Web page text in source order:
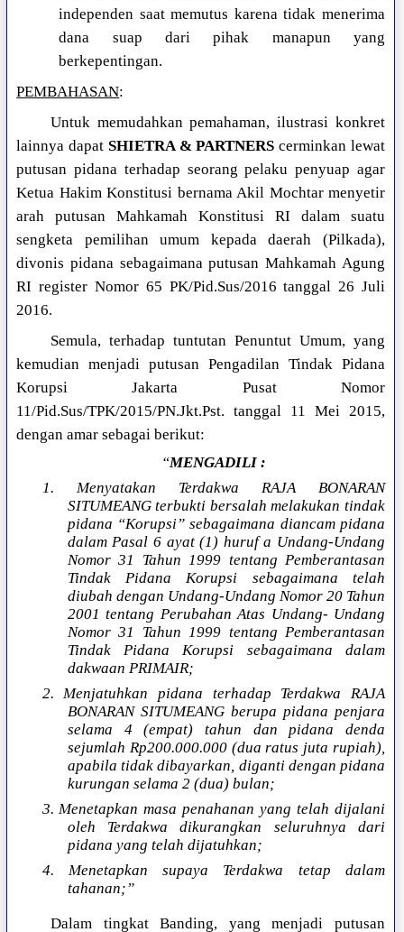
independen saat memutus karena tidak menerima
dana suap dari pihak manapun yang
berkepentingan.
PEMBAHASAN:
Untuk memudahkan pemahaman, ilustrasi konkret
lainnya dapat SHIETRA & PARTNERS cerminkan lewat
putusan pidana terhadap seorang pelaku penyuap agar
Ketua Hakim Konstitusi bernama Akil Mochtar menyetir
arah putusan Mahkamah Konstitusi RI dalam suatu
sengketa pemilihan umum kepada daerah (Pilkada),
divonis pidana sebagaimana putusan Mahkamah Agung
RI register Nomor 65 PK/Pid.Sus/2016 tanggal 26 Juli
2016.
Semula, terhadap tuntutan Penuntut Umum, yang
kemudian menjadi putusan Pengadilan Tindak Pidana
Korupsi Jakarta Pusat Nomor
11/Pid.Sus/TPK/2015/PN.Jkt.Pst. tanggal 11 Mei 2015,
dengan amar sebagai berikut:
“MENGADILI :
1. Menyatakan Terdakwa RAJA BONARAN
SITUMEANG terbukti bersalah melakukan tindak
pidana “Korupsi” sebagaimana diancam pidana
dalam Pasal 6 ayat (1) huruf a Undang-Undang
Nomor 31 Tahun 1999 tentang Pemberantasan
Tindak Pidana Korupsi sebagaimana telah
diubah dengan Undang-Undang Nomor 20 Tahun
2001 tentang Perubahan Atas Undang- Undang
Nomor 31 Tahun 1999 tentang Pemberantasan
Tindak Pidana Korupsi sebagaimana dalam
dakwaan PRIMAIR;
2. Menjatuhkan pidana terhadap Terdakwa RAJA
BONARAN SITUMEANG berupa pidana penjara
selama 4 (empat) tahun dan pidana denda
sejumlah Rp200.000.000 (dua ratus juta rupiah),
apabila tidak dibayarkan, diganti dengan pidana
kurungan selama 2 (dua) bulan;
3. Menetapkan masa penahanan yang telah dijalani
oleh Terdakwa dikurangkan seluruhnya dari
pidana yang telah dijatuhkan;
4. Menetapkan supaya Terdakwa tetap dalam
tahanan;”
Dalam tingkat Banding, yang menjadi putusan